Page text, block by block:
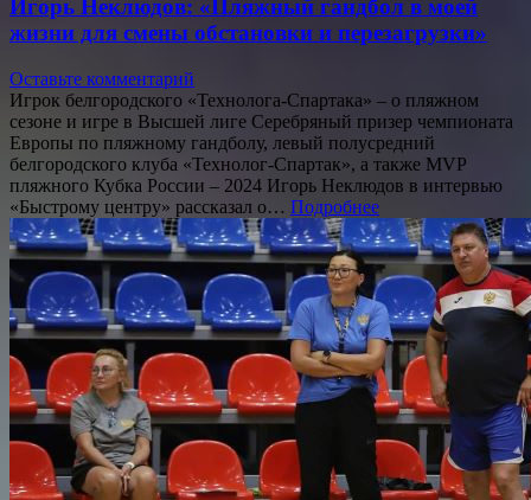
Игорь Неклюдов: «Пляжный гандбол в моей
жизни для смены обстановки и перезагрузки»
Оставьте комментарий
Игрок белгородского «Технолога-Спартака» – о пляжном
сезоне и игре в Высшей лиге Серебряный призер чемпионата
Европы по пляжному гандболу, левый полусредний
белгородского клуба «Технолог-Спартак», а также MVP
пляжного Кубка России – 2024 Игорь Неклюдов в интервью
«Быстрому центру» рассказал о… Подробнее